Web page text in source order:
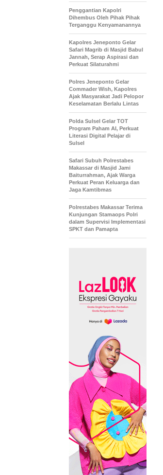
Penggantian Kapolri
Dihembus Oleh Pihak Pihak
Terganggu Kenyamanannya
Kapolres Jeneponto Gelar
Safari Magrib di Masjid Babul
Jannah, Serap Aspirasi dan
Perkuat Silaturahmi
Polres Jeneponto Gelar
Commader Wish, Kapolres
Ajak Masyarakat Jadi Pelopor
Keselamatan Berlalu Lintas
Polda Sulsel Gelar TOT
Program Paham AI, Perkuat
Literasi Digital Pelajar di
Sulsel
Safari Subuh Polrestabes
Makassar di Masjid Jami
Baiturrahman, Ajak Warga
Perkuat Peran Keluarga dan
Jaga Kamtibmas
Polrestabes Makassar Terima
Kunjungan Stamaops Polri
dalam Supervisi Implementasi
SPKT dan Pamapta